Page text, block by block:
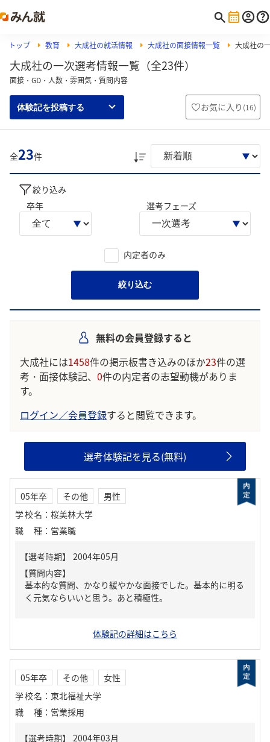
トップ 教育 大成社の就活情報 大成社の面接情報一覧 大成社の
大成社の一次選考情報一覧（全23件）
面接・GD・人数・雰囲気・質問内容
体験記を投稿する お気に入り (16)
全23件
絞り込み
卒年
選考フェーズ
内定者のみ
絞り込む
無料の会員登録すると
大成社には1458件の掲示板書き込みのほか23件の選
考・面接体験記、 0件の内定者の志望動機がありま
す。
ログイン／会員登録すると閲覧できます。
選考体験記を見る(無料)
05年卒 その他
男性
学校名 ： 桜美林大学
職種 ： 営業職
【質問内容】
基本的な質問、かなり緩やかな面接でした。基本的に明る
く元気ならいいと思う。あと積極性。
体験記の詳細はこちら
05年卒 その他
女性
学校名 ： 東北福祉大学
職種 ： 営業採用